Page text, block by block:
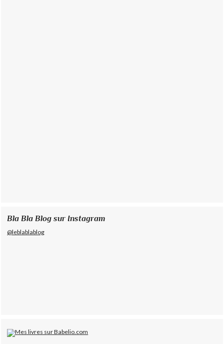
Bla Bla Blog sur Instagram
@leblablablog